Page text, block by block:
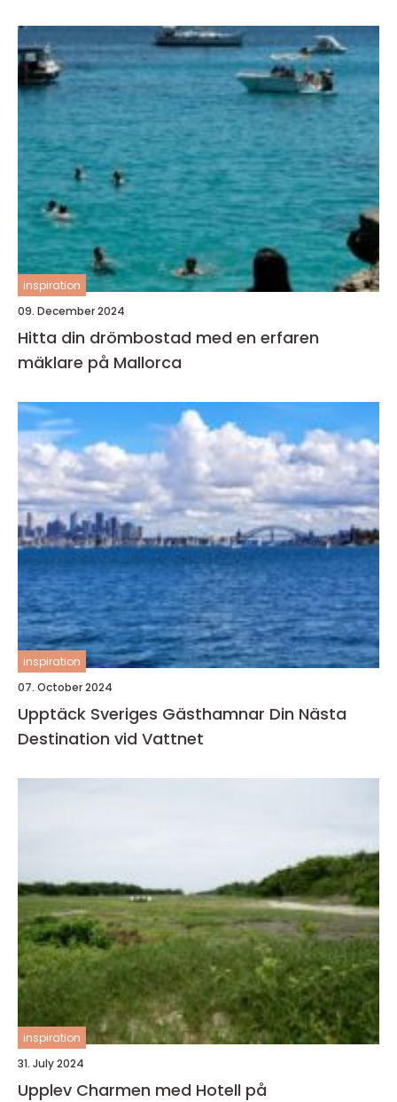
inspiration
09. December 2024
Hitta din drömbostad med en erfaren
mäklare på Mallorca
inspiration
07. October 2024
Upptäck Sveriges Gästhamnar Din Nästa
Destination vid Vattnet
inspiration
31. July 2024
Upplev Charmen med Hotell på